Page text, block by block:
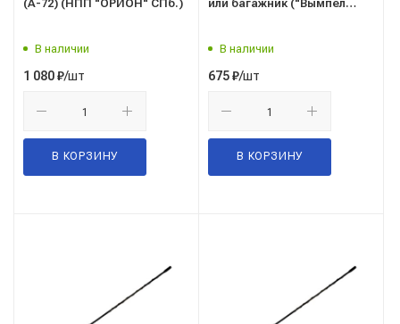
(А-72) (НПП "ОРИОН" СПб.)
В наличии
1 080₽/шт
В КОРЗИНУ
или багажник ("Вымпел
В наличии
675₽/шт
В КОРЗИНУ